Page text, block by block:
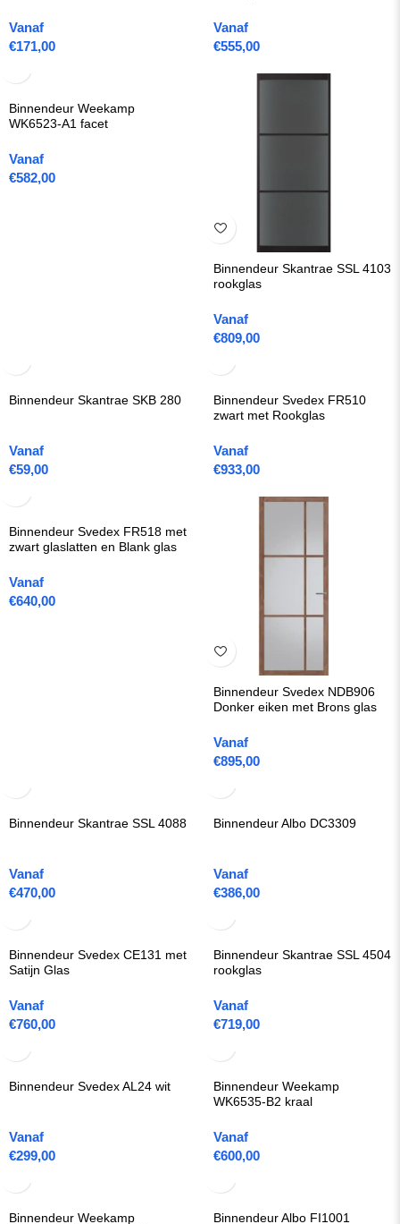
Vanaf
€171,00
Vanaf
€555,00
Binnendeur Weekamp
WK6523-A1 facet
Vanaf
€582,00
Binnendeur Skantrae SSL 4103
rookglas
Vanaf
€809,00
Binnendeur Skantrae SKB 280
Vanaf
€59,00
Binnendeur Svedex FR510
zwart met Rookglas
Vanaf
€933,00
Binnendeur Svedex FR518 met
zwart glaslatten en Blank glas
Vanaf
€640,00
Binnendeur Svedex NDB906
Donker eiken met Brons glas
Vanaf
€895,00
Binnendeur Skantrae SSL 4088
Vanaf
€470,00
Binnendeur Albo DC3309
Vanaf
€386,00
Binnendeur Svedex CE131 met
Satijn Glas
Vanaf
€760,00
Binnendeur Skantrae SSL 4504
rookglas
Vanaf
€719,00
Binnendeur Svedex AL24 wit
Vanaf
€299,00
Binnendeur Weekamp
WK6535-B2 kraal
Vanaf
€600,00
Binnendeur Weekamp
Binnendeur Albo FI1001